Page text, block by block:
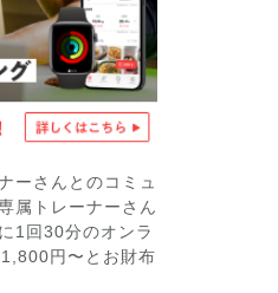
ーさんとのコミュ
属トレーナーさん
1回30分のオンラ
円〜とお財布